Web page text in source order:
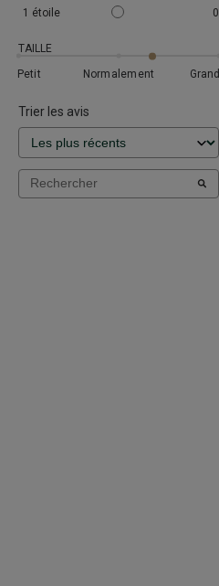
1 étoile 0
TAILLE
Petit
Normalement Grand
Trier les avis